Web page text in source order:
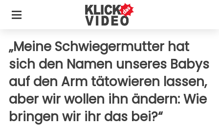
„Meine Schwiegermutter hat
sich den Namen unseres Babys
auf den Arm tätowieren lassen,
aber wir wollen ihn ändern: Wie
bringen wir ihr das bei?“